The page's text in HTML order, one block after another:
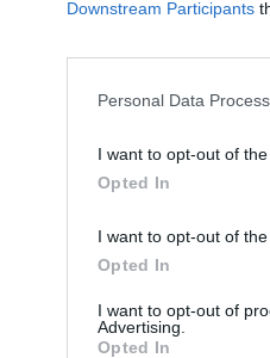
Downstream Participants
Personal Data
I want to opt-out of
Opted In
I want to opt-out of
Opted In
I want to opt-out of
Advertising.
Opted In